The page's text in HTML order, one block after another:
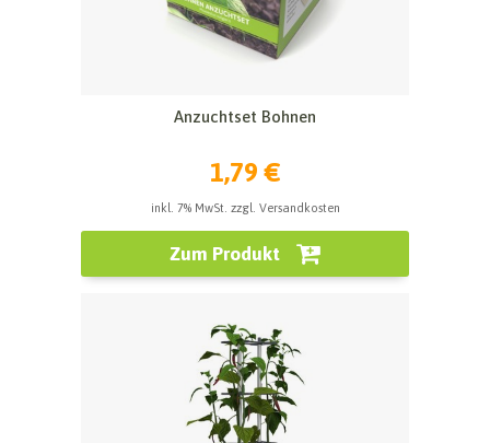
Anzuchtset Bohnen
1,79 €
inkl. 7% MwSt. zzgl. Versandkosten
Zum Produkt